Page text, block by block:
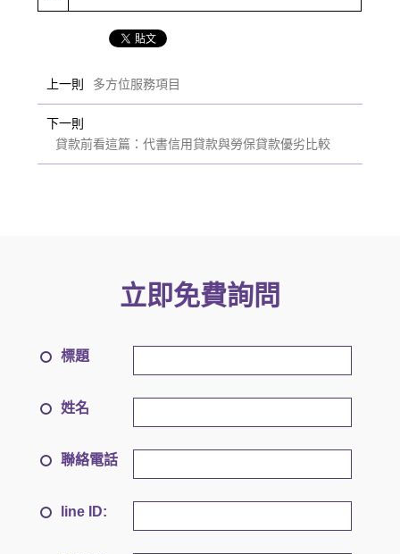
上一則 多方位服務項目
下一則
貸款前看這篇：代書信用貸款與勞保貸款優劣比較
立即免費詢問
標題
姓名
聯絡電話
line ID: